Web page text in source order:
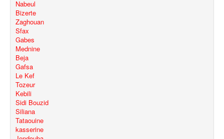
Nabeul
Bizerte
Zaghouan
Sfax
Gabes
Mednine
Beja
Gafsa
Le Kef
Tozeur
Kebili
Sidi Bouzid
Siliana
Tataouine
kasserine